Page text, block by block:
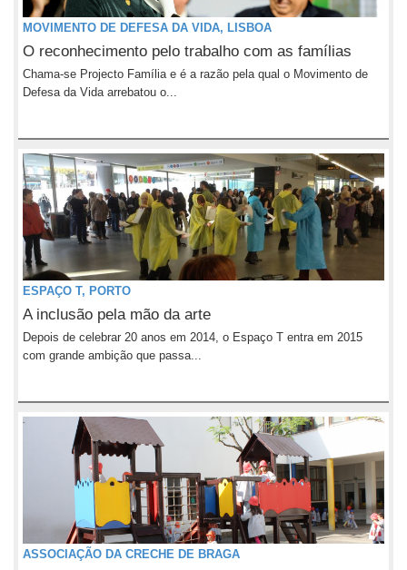
MOVIMENTO DE DEFESA DA VIDA, LISBOA
O reconhecimento pelo trabalho com as famílias
Chama-se Projecto Família e é a razão pela qual o Movimento de
Defesa da Vida arrebatou o...
ESPAÇO T, PORTO
A inclusão pela mão da arte
Depois de celebrar 20 anos em 2014, o Espaço T entra em 2015
com grande ambição que passa...
ASSOCIAÇÃO DA CRECHE DE BRAGA